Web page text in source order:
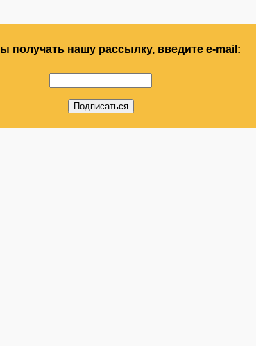
получать нашу рассылку, введите e-mail: